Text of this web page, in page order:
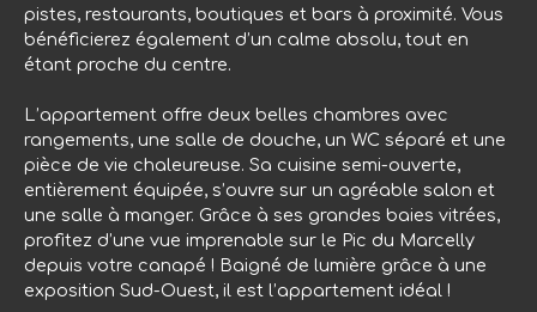
pistes, restaurants, boutiques et bars à proximité. Vous
bénéficierez également d’un calme absolu, tout en
étant proche du centre.
L’appartement offre deux belles chambres avec
rangements, une salle de douche, un WC séparé et une
pièce de vie chaleureuse. Sa cuisine semi-ouverte,
entièrement équipée, s’ouvre sur un agréable salon et
une salle à manger. Grâce à ses grandes baies vitrées,
profitez d’une vue imprenable sur le Pic du Marcelly
depuis votre canapé ! Baigné de lumière grâce à une
exposition Sud-Ouest, il est l’appartement idéal !